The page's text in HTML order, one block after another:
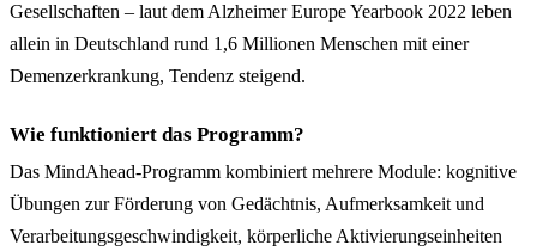
Gesellschaften – laut dem Alzheimer Europe Yearbook 2022 leben
allein in Deutschland rund 1,6 Millionen Menschen mit einer
Demenzerkrankung, Tendenz steigend.
Wie funktioniert das Programm?
Das MindAhead-Programm kombiniert mehrere Module: kognitive
Übungen zur Förderung von Gedächtnis, Aufmerksamkeit und
Verarbeitungsgeschwindigkeit, körperliche Aktivierungseinheiten